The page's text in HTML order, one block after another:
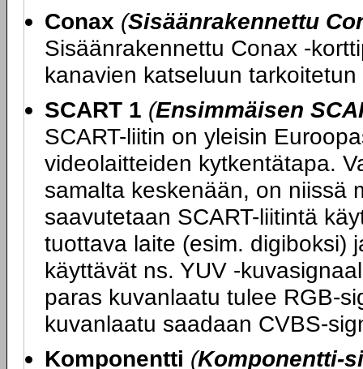
Conax (Sisäänrakennettu
Sisäänrakennettu Conax -
kanavien katseluun
SCART 1 (Ensimmäisen
SCART-liitin on yleisin
videolaitteiden kytkentätapa.
samalta keskenään, on niissä
saavutetaan SCART-liitintä
tuottava laite (esim. digiboksi)
käyttävät ns. YUV -
paras kuvanlaatu tulee RGB-
kuvanlaatu saadaan CVBS-
Komponentti (Komponentti-